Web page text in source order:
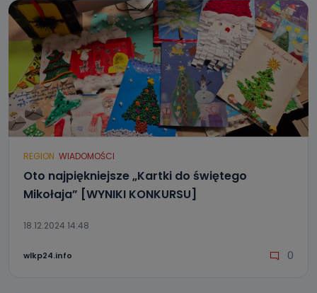
REGION WIADOMOŚCI
Oto najpiękniejsze „Kartki do świętego
Mikołaja” [WYNIKI KONKURSU]
18.12.2024 14:48
wlkp24.info 0